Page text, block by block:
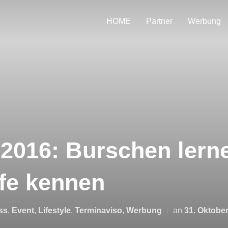
HOME Partner Werbung
Burschen
kennen
, Event, Lifestyle, Terminaviso, Werbung an Veröffentlicht
31.